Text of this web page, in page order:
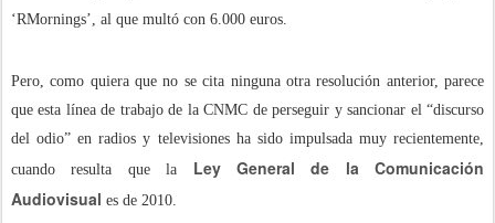
‘RMornings’, al que multó con 6.000 euros.
Pero, como quiera que no se cita ninguna otra resolución anterior, parece
que esta línea de trabajo de la CNMC de perseguir y sancionar el “discurso
del odio” en radios y televisiones ha sido impulsada muy recientemente,
cuando resulta que la Ley General de la Comunicación
Audiovisual es de 2010.